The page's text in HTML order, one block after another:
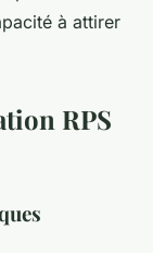
à attirer
RPS